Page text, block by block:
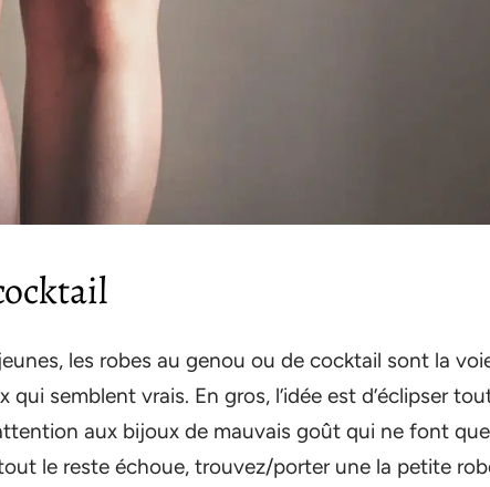
les robes au genou ou de cocktail sont la
qui semblent vrais. En gros, l’idée est d’éclipser
aux bijoux de mauvais goût qui ne font
le reste échoue, trouvez/porter une la petite